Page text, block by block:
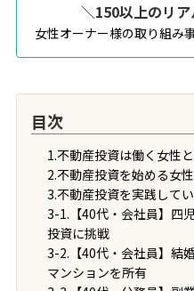
＼150以上のリ
女性オーナー様の取り組み
目次
1.不動産投資は働く女性
2.不動産投資を始める女
3.不動産投資を実践して
3-1.【40代・会社員】四
投資に挑戦
3-2.【40代・会社員】結
マンションを所有